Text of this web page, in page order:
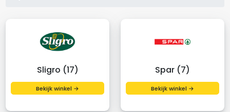
Sligro (17)
Bekijk winkel →
Spar (7)
Bekijk winkel →